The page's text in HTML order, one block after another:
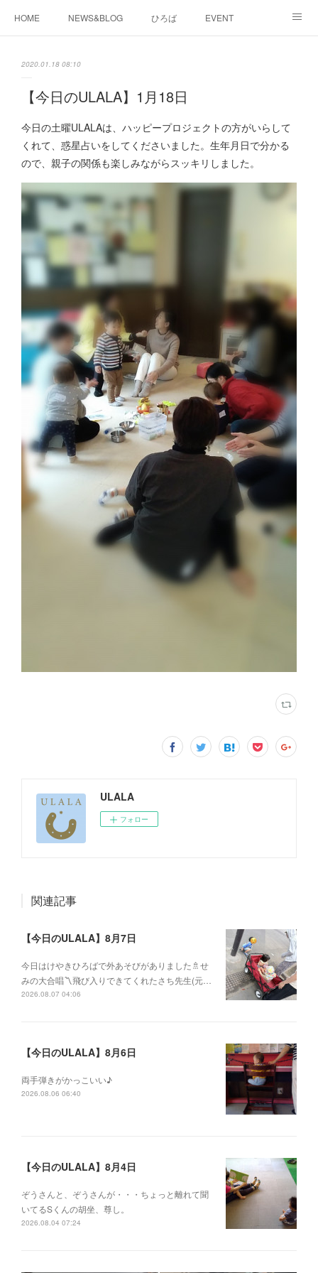
HOME NEWS&BLOG ひろば EVENT
2020.01.18 08:10
【今日のULALA】1月18日
今日の土曜ULALAは、ハッピープロジェクトの方がいらして
くれて、惑星占いをしてくださいました。生年月日で分かる
ので、親子の関係も楽しみながらスッキリしました。
ULALA
フォロー
関連記事
【今日のULALA】8月7日
今日はけやきひろばで外あそびがありました🚿せ
みの大合唱〽飛び入りできてくれたさち先生(元…
2026.08.07 04:06
【今日のULALA】8月6日
両手弾きがかっこいい♪
2026.08.06 06:40
【今日のULALA】8月4日
ぞうさんと、ぞうさんが・・・ちょっと離れて聞
いてるSくんの胡坐、尊し。
2026.08.04 07:24